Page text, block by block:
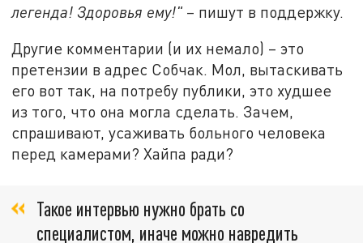
легенда! Здоровья ему!" – пишут в поддержку.
Другие комментарии (и их немало) – это
претензии в адрес Собчак. Мол, вытаскивать
его вот так, на потребу публики, это худшее
из того, что она могла сделать. Зачем,
спрашивают, усаживать больного человека
перед камерами? Хайпа ради?
Такое интервью нужно брать со
специалистом, иначе можно навредить